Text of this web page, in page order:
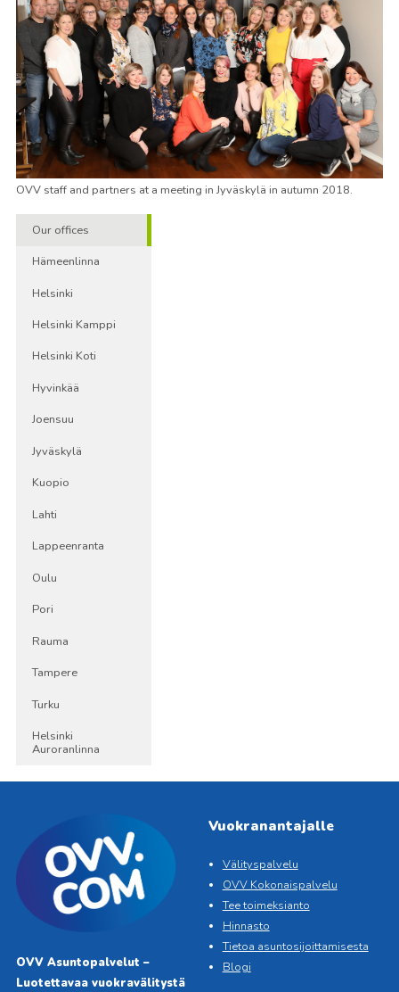
OVV staff and partners at a meeting in Jyväskylä in autumn 2018.
Our offices
Hämeenlinna
Helsinki
Helsinki Kamppi
Helsinki Koti
Hyvinkää
Joensuu
Jyväskylä
Kuopio
Lahti
Lappeenranta
Oulu
Pori
Rauma
Tampere
Turku
Helsinki
Auroranlinna
OVV Asuntopalvelut –
Luotettavaa vuokravälitystä
Vuokranantajalle
Välityspalvelu
OVV Kokonaispalvelu
Tee toimeksianto
Hinnasto
Tietoa asuntosijoittamisesta
Blogi